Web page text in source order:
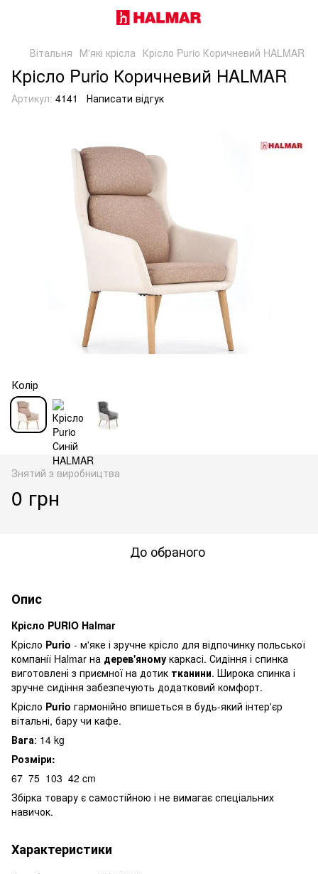
Вітальня М'які крісла Крісло Purio Коричневий HALMAR
Крісло Purio Коричневий HALMAR
Артикул: 4141 Написати відгук
Колір
Знятий з виробництва
0 грн
До обраного
Опис
Крісло PURIO Halmar
Крісло Purio - м'яке і зручне крісло для відпочинку польської
компанії Halmar на дерев'яному каркасі. Сидіння і спинка
виготовлені з приємної на дотик тканини. Широка спинка і
зручне сидіння забезпечують додатковий комфорт.
Крісло Purio гармонійно впишеться в будь-який інтер'єр
вітальні, бару чи кафе.
Вага: 14 kg
Розміри:
67 75 103 42 cm
Збірка товару є самостійною і не вимагає спеціальних
навичок.
Характеристики